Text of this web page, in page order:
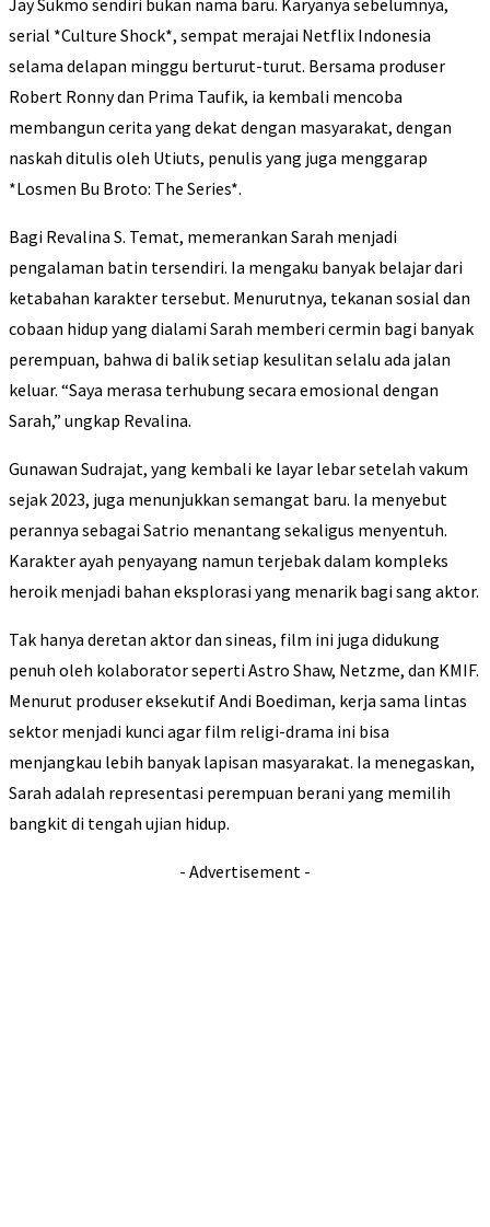
Jay Sukmo sendiri bukan nama baru. Karyanya sebelumnya,
serial *Culture Shock*, sempat merajai Netflix Indonesia
selama delapan minggu berturut-turut. Bersama produser
Robert Ronny dan Prima Taufik, ia kembali mencoba
membangun cerita yang dekat dengan masyarakat, dengan
naskah ditulis oleh Utiuts, penulis yang juga menggarap
*Losmen Bu Broto: The Series*.
Bagi Revalina S. Temat, memerankan Sarah menjadi
pengalaman batin tersendiri. Ia mengaku banyak belajar dari
ketabahan karakter tersebut. Menurutnya, tekanan sosial dan
cobaan hidup yang dialami Sarah memberi cermin bagi banyak
perempuan, bahwa di balik setiap kesulitan selalu ada jalan
keluar. “Saya merasa terhubung secara emosional dengan
Sarah,” ungkap Revalina.
Gunawan Sudrajat, yang kembali ke layar lebar setelah vakum
sejak 2023, juga menunjukkan semangat baru. Ia menyebut
perannya sebagai Satrio menantang sekaligus menyentuh.
Karakter ayah penyayang namun terjebak dalam kompleks
heroik menjadi bahan eksplorasi yang menarik bagi sang aktor.
Tak hanya deretan aktor dan sineas, film ini juga didukung
penuh oleh kolaborator seperti Astro Shaw, Netzme, dan KMIF.
Menurut produser eksekutif Andi Boediman, kerja sama lintas
sektor menjadi kunci agar film religi-drama ini bisa
menjangkau lebih banyak lapisan masyarakat. Ia menegaskan,
Sarah adalah representasi perempuan berani yang memilih
bangkit di tengah ujian hidup.
- Advertisement -